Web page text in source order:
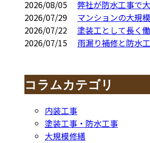
2026/08/05
弊社が防水工事で
2026/07/29
マンションの大規
2026/07/22
塗装工として長く
2026/07/15
雨漏り補修と防水
コラムカテゴリ
内装工事
塗装工事・防水工事
大規模修繕